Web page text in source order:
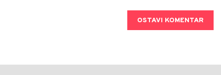
OSTAVI KOMENTAR